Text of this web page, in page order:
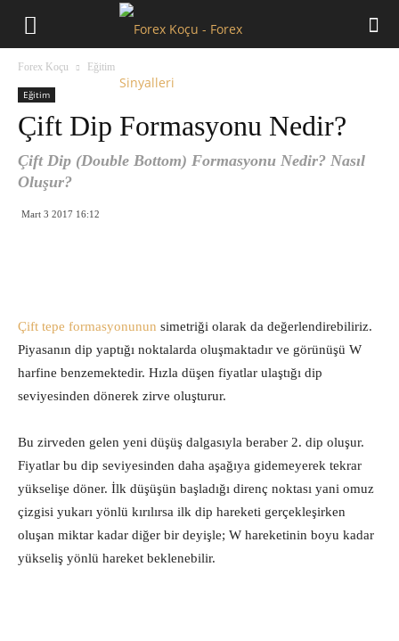
Forex Koçu Eğitim
Eğitim
Çift Dip Formasyonu Nedir?
Çift Dip (Double Bottom) Formasyonu Nedir? Nasıl
Oluşur?
Mart 3 2017 16:12
Çift tepe formasyonunun simetriği olarak da değerlendirebiliriz.
Piyasanın dip yaptığı noktalarda oluşmaktadır ve görünüşü W
harfine benzemektedir. Hızla düşen fiyatlar ulaştığı dip
seviyesinden dönerek zirve oluşturur.
Bu zirveden gelen yeni düşüş dalgasıyla beraber 2. dip oluşur.
Fiyatlar bu dip seviyesinden daha aşağıya gidemeyerek tekrar
yükselişe döner. İlk düşüşün başladığı direnç noktası yani omuz
çizgisi yukarı yönlü kırılırsa ilk dip hareketi gerçekleşirken
oluşan miktar kadar diğer bir deyişle; W hareketinin boyu kadar
yükseliş yönlü hareket beklenebilir.